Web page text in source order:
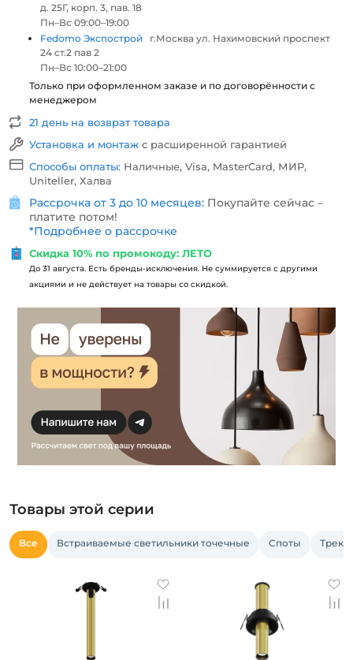
д. 25Г, корп. 3, пав. 18
Пн–Вс 09:00–19:00
Fedomo Экспострой
г.Москва ул. Нахимовский проспект
24 ст.2 пав 2
Пн–Вс 10:00–21:00
Только при оформленном заказе и по договорённости с
менеджером
21 день на возврат товара
Установка и монтаж с расширенной гарантией
Способы оплаты: Наличные, Visa, MasterCard, МИР,
Uniteller, Халва
Рассрочка от 3 до 10 месяцев: Покупайте сейчас –
платите потом!
*Подробнее о рассрочке
Скидка 10% по промокоду: ЛЕТО
До 31 августа. Есть бренды-исключения. Не суммируется с другими
акциями и не действует на товары со скидкой.
Товары этой серии
Все Встраиваемые светильники точечные Споты